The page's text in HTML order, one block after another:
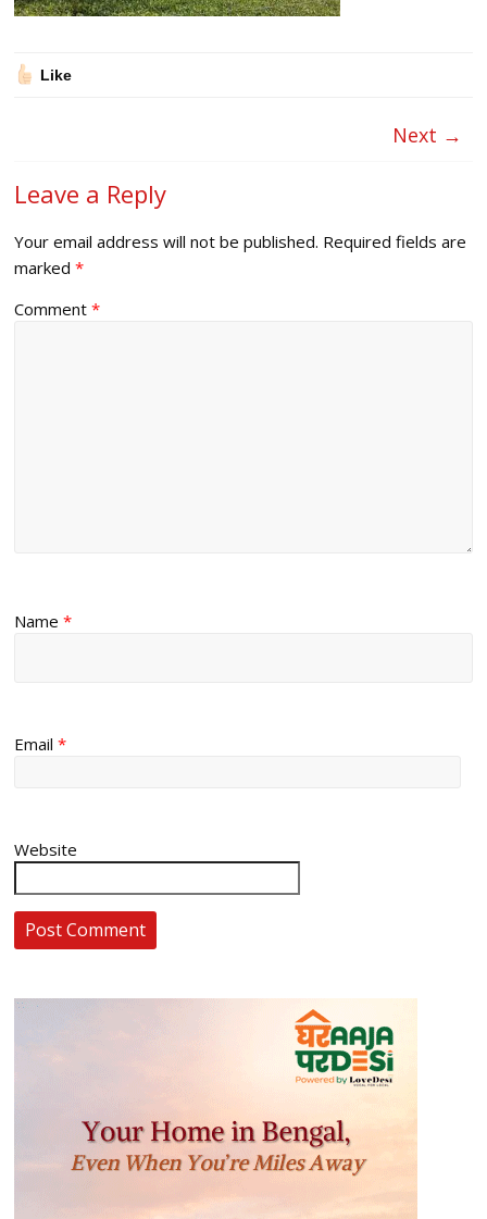
Like
Next →
Leave a Reply
Your email address will not be published. Required fields are
marked*
Comment*
Name*
Email*
Website